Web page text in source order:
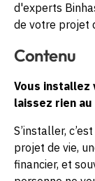
d'experts
de votre projet
Contenu
Vous installez
laissez rien au
S’installer,
projet de vie,
financier, et